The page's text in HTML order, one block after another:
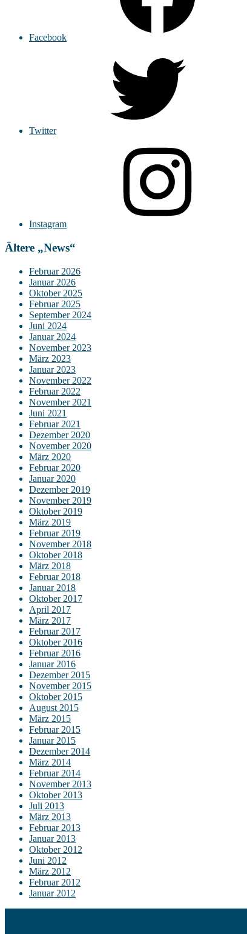
Facebook
Twitter
Instagram
Ältere „News“
Februar 2026
Januar 2026
Oktober 2025
Februar 2025
September 2024
Juni 2024
Januar 2024
November 2023
März 2023
Januar 2023
November 2022
Februar 2022
November 2021
Juni 2021
Februar 2021
Dezember 2020
November 2020
März 2020
Februar 2020
Januar 2020
Dezember 2019
November 2019
Oktober 2019
März 2019
Februar 2019
November 2018
Oktober 2018
März 2018
Februar 2018
Januar 2018
Oktober 2017
April 2017
März 2017
Februar 2017
Oktober 2016
Februar 2016
Januar 2016
Dezember 2015
November 2015
Oktober 2015
August 2015
März 2015
Februar 2015
Januar 2015
Dezember 2014
März 2014
Februar 2014
November 2013
Oktober 2013
Juli 2013
März 2013
Februar 2013
Januar 2013
Oktober 2012
Juni 2012
März 2012
Februar 2012
Januar 2012